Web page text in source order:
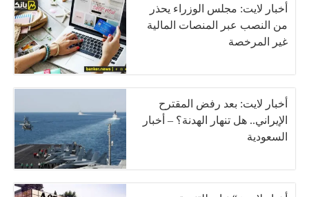
أخبار لايت: مجلس الوزراء يحذر
من النصب عبر المنصات المالية
غير المرخصة
أخبار لايت: بعد رفض المقترح
الإيراني.. هل تنهار الهدنة؟ – أخبار
السعودية